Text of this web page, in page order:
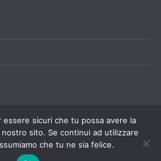
NEWS. Tutti i diritti riservati.
essere sicuri che tu possa avere la
sito. Se continui ad utilizzare
che tu ne sia felice.